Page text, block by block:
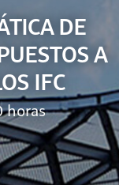
DE
A
IFC
horas